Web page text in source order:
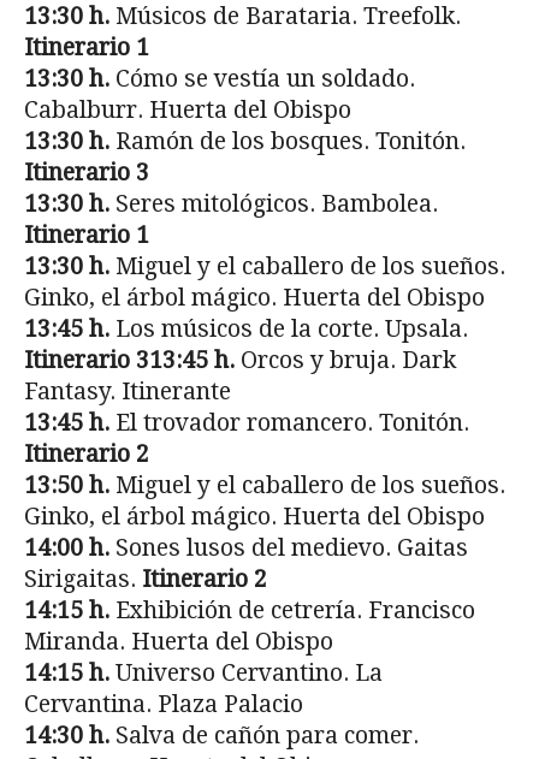
13:30 h. Músicos de Barataria. Treefolk.
Itinerario 1
13:30 h. Cómo se vestía un soldado.
Cabalburr. Huerta del Obispo
13:30 h. Ramón de los bosques. Tonitón.
Itinerario 3
13:30 h. Seres mitológicos. Bambolea.
Itinerario 1
13:30 h. Miguel y el caballero de los sueños.
Ginko, el árbol mágico. Huerta del Obispo
13:45 h. Los músicos de la corte. Upsala.
Itinerario 313:45 h. Orcos y bruja. Dark
Fantasy. Itinerante
13:45 h. El trovador romancero. Tonitón.
Itinerario 2
13:50 h. Miguel y el caballero de los sueños.
Ginko, el árbol mágico. Huerta del Obispo
14:00 h. Sones lusos del medievo. Gaitas
Sirigaitas. Itinerario 2
14:15 h. Exhibición de cetrería. Francisco
Miranda. Huerta del Obispo
14:15 h. Universo Cervantino. La
Cervantina. Plaza Palacio
14:30 h. Salva de cañón para comer.